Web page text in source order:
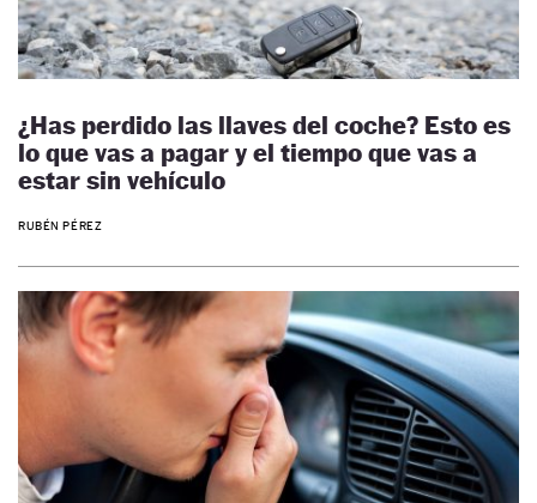
¿Has perdido las llaves del coche? Esto es
lo que vas a pagar y el tiempo que vas a
estar sin vehículo
RUBÉN PÉREZ